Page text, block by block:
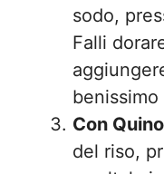
sodo,
Falli
Con
del riso,